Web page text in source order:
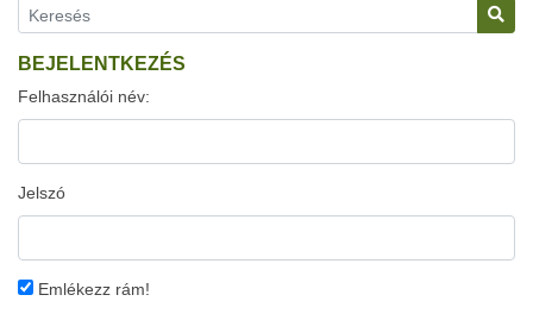
BEJELENTKEZÉS
Felhasználói név:
Jelszó
Emlékezz rám!